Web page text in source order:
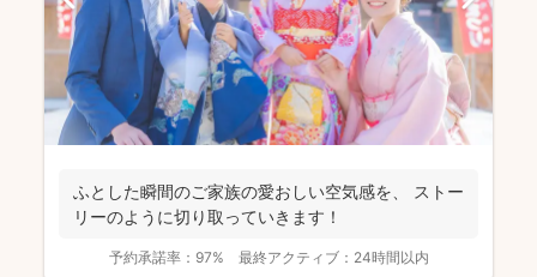
ふとした瞬間のご家族の愛おしい空気感を、 ストー
リーのように切り取っていきます！
予約承諾率： 97% 最終アクティブ： 24時間以内